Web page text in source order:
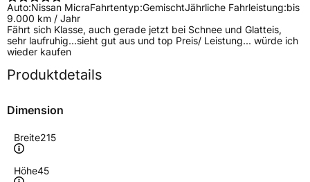
Auto:Nissan MicraFahrtentyp:GemischtJährliche Fahrleistung:bis
9.000 km / Jahr
Fährt sich Klasse, auch gerade jetzt bei Schnee und Glatteis,
sehr laufruhig...sieht gut aus und top Preis/ Leistung... würde ich
wieder kaufen
Produktdetails
Dimension
Breite215
Höhe45